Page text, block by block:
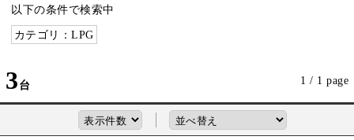
以下の条件で検索中
カテゴリ：LPG
3 1 / 1 page